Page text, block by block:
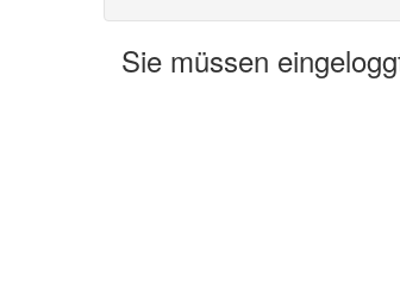
Sie müssen